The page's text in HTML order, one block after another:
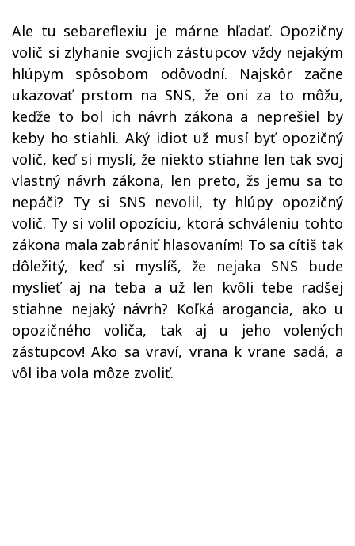
Ale tu sebareflexiu je márne hľadať. Opozičny
volič si zlyhanie svojich zástupcov vždy nejakým
hlúpym spôsobom odôvodní. Najskôr začne
ukazovať prstom na SNS, že oni za to môžu,
keďže to bol ich návrh zákona a neprešiel by
keby ho stiahli. Aký idiot už musí byť opozičný
volič, keď si myslí, že niekto stiahne len tak svoj
vlastný návrh zákona, len preto, žs jemu sa to
nepáči? Ty si SNS nevolil, ty hlúpy opozičný
volič. Ty si volil opozíciu, ktorá schváleniu tohto
zákona mala zabrániť hlasovaním! To sa cítiš tak
dôležitý, keď si myslíš, že nejaka SNS bude
myslieť aj na teba a už len kvôli tebe radšej
stiahne nejaký návrh? Koľká arogancia, ako u
opozičného voliča, tak aj u jeho volených
zástupcov! Ako sa vraví, vrana k vrane sadá, a
vôl iba vola môze zvoliť.